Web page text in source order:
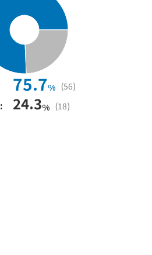
75.7% (56)
: 24.3% (18)